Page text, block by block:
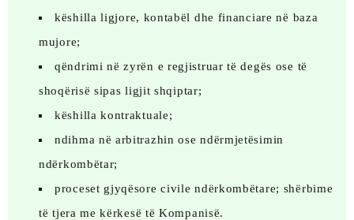
këshilla ligjore, kontabël dhe financiare në baza
mujore;
qëndrimi në zyrën e regjistruar të degës ose të
shoqërisë sipas ligjit shqiptar;
këshilla kontraktuale;
ndihma në arbitrazhin ose ndërmjetësimin
ndërkombëtar;
proceset gjyqësore civile ndërkombëtare; shërbime
të tjera me kërkesë të Kompanisë.